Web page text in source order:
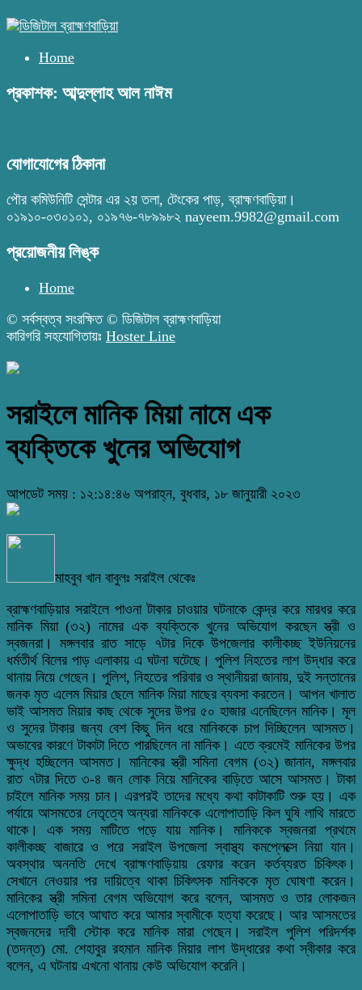
Home
প্রকাশক: আব্দুল্লাহ আল নাঈম
যোগাযোগের ঠিকানা
পৌর কমিউনিটি সেন্টার এর ২য় তলা, টেংকের পাড়, ব্রাহ্মণবাড়িয়া।
০১৯১০-০৩০১০১, ০১৯৭৬-৭৮৯৯৮২ nayeem.9982@gmail.com
প্রয়োজনীয় লিঙ্ক
Home
© সর্বস্বত্ব সংরক্ষিত © ডিজিটাল ব্রাহ্মণবাড়িয়া
কারিগরি সহযোগিতায়ঃ Hoster Line
সরাইলে মানিক মিয়া নামে এক
ব্যক্তিকে খুনের অভিযোগ
আপডেট সময় : ১২:১৪:৪৬ অপরাহ্ন, বুধবার, ১৮ জানুয়ারী ২০২৩
মাহবুব খান বাবুলঃ সরাইল থেকেঃ
ব্রাহ্মণবাড়িয়ার সরাইলে পাওনা টাকার চাওয়ার ঘটনাকে কেন্দ্র করে মারধর করে
মানিক মিয়া (৩২) নামের এক ব্যক্তিকে খুনের অভিযোগ করছেন স্ত্রী ও
স্বজনরা। মঙ্গলবার রাত সাড়ে ৭টার দিকে উপজেলার কালীকচ্ছ ইউনিয়নের
ধর্মতীর্থ বিলের পাড় এলাকায় এ ঘটনা ঘটেছে। পুলিশ নিহতের লাশ উদ্ধার করে
থানায় নিয়ে গেছেন। পুলিশ, নিহতের পরিবার ও স্থানীয়রা জানায়, দুই সন্তানের
জনক মৃত এলেম মিয়ার ছেলে মানিক মিয়া মাছের ব্যবসা করতেন। আপন খালাত
ভাই আসমত মিয়ার কাছ থেকে সুদের উপর ৫০ হাজার এনেছিলেন মানিক। মূল
ও সুদের টাকার জন্য বেশ কিছু দিন ধরে মানিককে চাপ দিচ্ছিলেন আসমত।
অভাবের কারণে টাকাটা দিতে পারছিলেন না মানিক। এতে ক্রমেই মানিকের উপর
ক্ষুদ্ধ হচ্ছিলেন আসমত। মানিকের স্ত্রী সমিনা বেগম (৩২) জানান, মঙ্গলবার
রাত ৭টার দিতে ৩-৪ জন লোক নিয়ে মানিকের বাড়িতে আসে আসমত। টাকা
চাইলে মানিক সময় চান। এরপরই তাদের মধ্যে কথা কাটাকাটি শুরু হয়। এক
পর্যায়ে আসমতের নেতৃত্বে অন্যরা মানিককে এলোপাতাড়ি কিল ঘুষি লাথি মারতে
থাকে। এক সময় মাটিতে পড়ে যায় মানিক। মানিককে স্বজনরা প্রথমে
কালীকচ্ছ বাজারে ও পরে সরাইল উপজেলা স্বাস্থ্য কমপ্লেক্সে নিয়া যান।
অবস্থার অননতি দেখে ব্রাহ্মণবাড়িয়ায় রেফার করেন কর্তব্যরত চিকিৎক।
সেখানে নেওয়ার পর দায়িত্বে থাকা চিকিৎসক মানিককে মৃত ঘোষণা করেন।
মানিকের স্ত্রী সমিনা বেগম অভিযোগ করে বলেন, আসমত ও তার লোকজন
এলোপাতাড়ি ভাবে আঘাত করে আমার স্বামীকে হত্যা করেছে। আর আসমতের
স্বজনদের দাবী স্টোক করে মানিক মারা গেছেন। সরাইল পুলিশ পরিদর্শক
(তদন্ত) মো. শেহাবুর রহমান মানিক মিয়ার লাশ উদ্ধারের কথা স্বীকার করে
বলেন, এ ঘটনায় এখনো থানায় কেউ অভিযোগ করেনি।